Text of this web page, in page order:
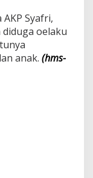
Syafri,
oelaku
anak. (hms-